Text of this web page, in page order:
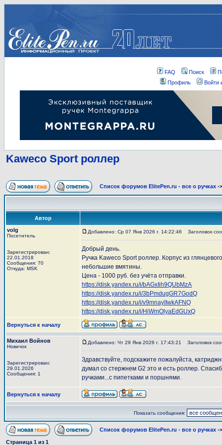
FAQ Поиск
Профиль
Войти
Kaweco Sport роллер
Список форумов ElitePen.ru - все о ручках -
Автор
volg
Посетитель
Зарегистрирован:
22.01.2018
Сообщения: 70
Откуда: MSK
Добавлено: Ср 07 Янв 2026 г. 14:22:46 Заголовок
Добрый день.
Ручка Kaweco Sport роллер. Корпус из
небольшие вмятины.
Цена - 1000 руб. без учёта отправки.
https://disk.yandex.ru/i/bAGxIih9QUbMzA
https://disk.yandex.ru/i/3bPmdugGR7GodQ
https://disk.yandex.ru/i/v9mnayIIwkAFNQ
https://disk.yandex.ru/i/HiWmOlyaEdGUxQ
Вернуться к началу
Михаил Войнов
Новичок
Зарегистрирован:
29.01.2026
Сообщения: 1
Добавлено: Чт 29 Янв 2026 г. 17:43:21 Заголовок
Здравствуйте, подскажите пожалуйста,
думал со стержнем G2 это и есть роллер.
ручками...с пипетками и поршнями.
Вернуться к началу
Показать сообщения:
Список форумов ElitePen.ru - все о ручках -
Страница 1 из 1